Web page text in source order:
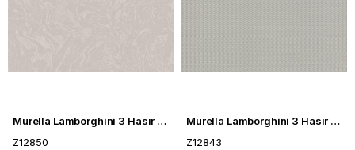
Murella Lamborghini 3 Hasır Desenli Duvar Kağıdı Z12850
Z12850
Murella Lamborghini 3 Hasır Desenli Duvar Kağıdı Z12843
Z12843